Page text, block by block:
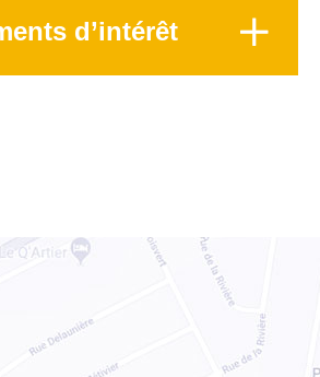
d’intérêt